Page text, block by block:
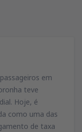
em
teve
Hoje, é
como uma das
de taxa